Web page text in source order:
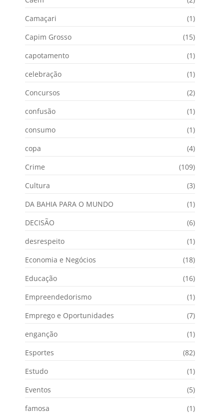
Camaçari
(1)
Capim Grosso
(15)
capotamento
(1)
celebração
(1)
Concursos
(2)
confusão
(1)
consumo
(1)
copa
(4)
Crime
(109)
Cultura
(3)
DA BAHIA PARA O MUNDO
(1)
DECISÃO
(6)
desrespeito
(1)
Economia e Negócios
(18)
Educação
(16)
Empreendedorismo
(1)
Emprego e Oportunidades
(7)
enganção
(1)
Esportes
(82)
Estudo
(1)
Eventos
(5)
famosa
(1)